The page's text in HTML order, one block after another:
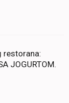
restorana:
JOGURTOM.